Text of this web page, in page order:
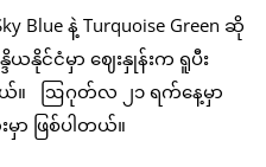
Blue နဲ့ Turquoise Green ဆို
ယနိုင်ငံမှာ ဈေးနှုန်းက ရူပီး
ယ်။ ဩဂုတ်လ ၂၁ ရက်နေ့မှာ
မှာ ဖြစ်ပါတယ်။